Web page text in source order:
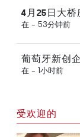
4月25日大
在 - 53分钟前
葡萄牙新创
在 - 1小时前
受欢迎的